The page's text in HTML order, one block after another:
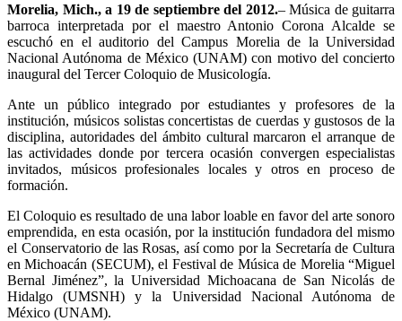
Morelia, Mich., a 19 de septiembre del 2012.– Música de guitarra
barroca interpretada por el maestro Antonio Corona Alcalde se
escuchó en el auditorio del Campus Morelia de la Universidad
Nacional Autónoma de México (UNAM) con motivo del concierto
inaugural del Tercer Coloquio de Musicología.
Ante un público integrado por estudiantes y profesores de la
institución, músicos solistas concertistas de cuerdas y gustosos de la
disciplina, autoridades del ámbito cultural marcaron el arranque de
las actividades donde por tercera ocasión convergen especialistas
invitados, músicos profesionales locales y otros en proceso de
formación.
El Coloquio es resultado de una labor loable en favor del arte sonoro
emprendida, en esta ocasión, por la institución fundadora del mismo
el Conservatorio de las Rosas, así como por la Secretaría de Cultura
en Michoacán (SECUM), el Festival de Música de Morelia “Miguel
Bernal Jiménez”, la Universidad Michoacana de San Nicolás de
Hidalgo (UMSNH) y la Universidad Nacional Autónoma de
México (UNAM).